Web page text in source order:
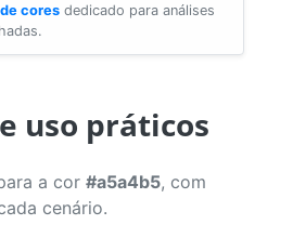
cores dedicado para análises
uso práticos
a cor #a5a4b5, com
cenário.